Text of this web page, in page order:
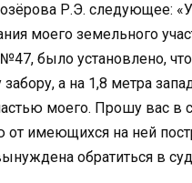
Р.Э. следующее:
моего земельного
было установлено,
а на 1,8 метра
моего. Прошу вас в
от имеющихся на ней
обратиться в